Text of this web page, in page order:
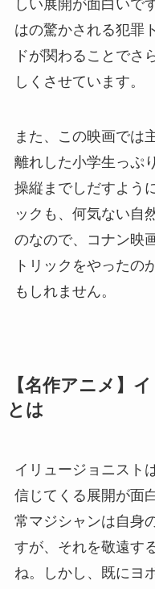
しい展開が面白いで
はの驚かされる犯罪
ドが関わることでさ
しくさせています。
また、この映画では
離れした小学生っぷ
操縦までしだすよう
ックも、何気ない自
のなので、コナン映
トリックをやったの
もしれません。
【名作アニメ】
とは
イリュージョニスト
信じてくる展開が面
常マジシャンは自身
すが、それを敬遠す
ね。しかし、既にヨ